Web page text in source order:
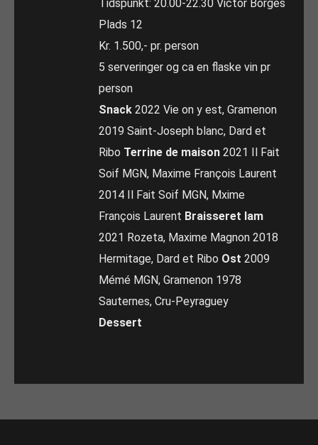
Tidspunkt: 20.00-22.30 Victor Borges
Plads 12
Kr. 1.500,- pr. person
5 serveringer og ca en flaske vin pr
person
Snack 2022 Vie on y est, Gramenon
2019 Saint-Joseph blanc, Dard et
Ribo Terrine de maison 2021 Il Fait
Soif MGN, Maxime François Laurent
2014 Il Fait Soif MGN, Mxime
François Laurent Braisseret lam
2021 Rozeta, Maxime Magnon 2018
Hermitage, Dard et Ribo Ost 2009
Mémé MGN, Gramenon 1978
Sauternes, Cru-Peyraguey
Dessert